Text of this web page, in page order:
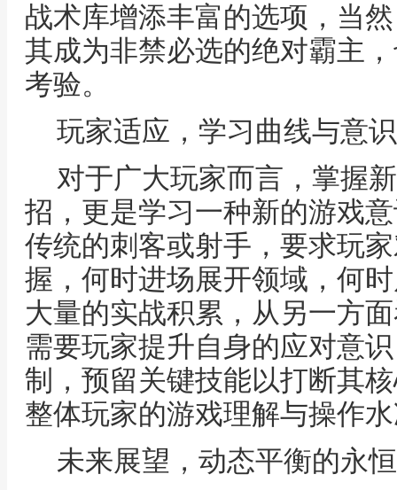
战术库增添丰富的选项，当
其成为非禁必选的绝对霸主
考验。
玩家适应，学习曲线与意
对于广大玩家而言，掌握
招，更是学习一种新的游戏
传统的刺客或射手，要求玩
握，何时进场展开领域，何
大量的实战积累，从另一方
需要玩家提升自身的应对意
制，预留关键技能以打断其
整体玩家的游戏理解与操作
未来展望，动态平衡的永